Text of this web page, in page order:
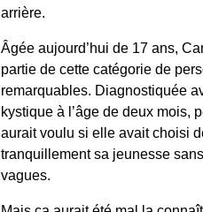
arrière.
Âgée aujourd’hui de 17 ans,
partie de cette catégorie de
remarquables. Diagnostiquée
kystique à l’âge de deux mois,
aurait voulu si elle avait choisi
tranquillement sa jeunesse
vagues.